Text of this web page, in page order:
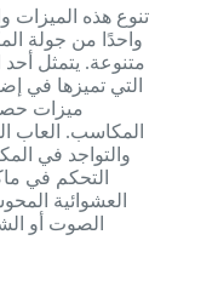
تنوع هذه الميزات
واحدًا من جولة
متنوعة. يتمثل أحد
التي تميزها في
ميزات
والتواجد في
التحكم في
العشوائية
الصوت أو